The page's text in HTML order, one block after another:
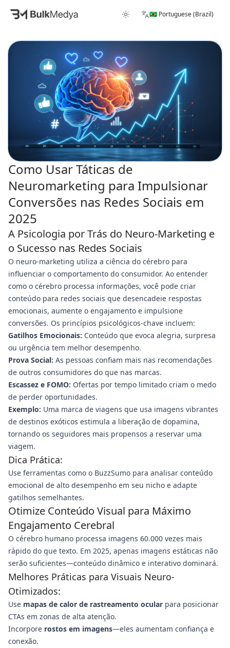
🇧🇷 Portuguese (Brazil)
Como Usar Táticas de
Neuromarketing para Impulsionar
Conversões nas Redes Sociais em
2025
A Psicologia por Trás do Neuro-Marketing e
o Sucesso nas Redes Sociais
O neuro-marketing utiliza a ciência do cérebro para
influenciar o comportamento do consumidor. Ao entender
como o cérebro processa informações, você pode criar
conteúdo para redes sociais que desencadeie respostas
emocionais, aumente o engajamento e impulsione
conversões. Os princípios psicológicos-chave incluem:
Gatilhos Emocionais: Conteúdo que evoca alegria, surpresa
ou urgência tem melhor desempenho.
Prova Social: As pessoas confiam mais nas recomendações
de outros consumidores do que nas marcas.
Escassez e FOMO: Ofertas por tempo limitado criam o medo
de perder oportunidades.
Exemplo: Uma marca de viagens que usa imagens vibrantes
de destinos exóticos estimula a liberação de dopamina,
tornando os seguidores mais propensos a reservar uma
viagem.
Dica Prática:
Use ferramentas como o BuzzSumo para analisar conteúdo
emocional de alto desempenho em seu nicho e adapte
gatilhos semelhantes.
Otimize Conteúdo Visual para Máximo
Engajamento Cerebral
O cérebro humano processa imagens 60.000 vezes mais
rápido do que texto. Em 2025, apenas imagens estáticas não
serão suficientes—conteúdo dinâmico e interativo dominará.
Melhores Práticas para Visuais Neuro-
Otimizados:
Use mapas de calor de rastreamento ocular para posicionar
CTAs em zonas de alta atenção.
Incorpore rostos em imagens—eles aumentam confiança e
conexão.